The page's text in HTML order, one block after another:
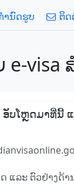
ານົດຮູບ ຕິດ
visa
ໂຫຼດມາທີ່ນີ້
ແລະ ຕົວຢ່າງ